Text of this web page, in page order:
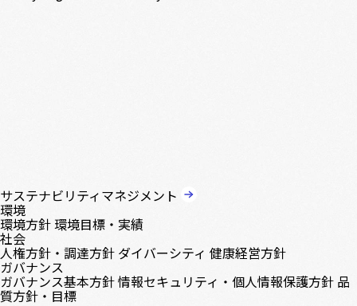
サステナビリティマネジメント
環境
環境方針環境目標・実績
社会
人権方針・調達方針 ダイバーシティ 健康経営方針
ガバナンス
ガバナンス基本方針情報セキュリティ・個人情報保護方針 品
質方針・目標